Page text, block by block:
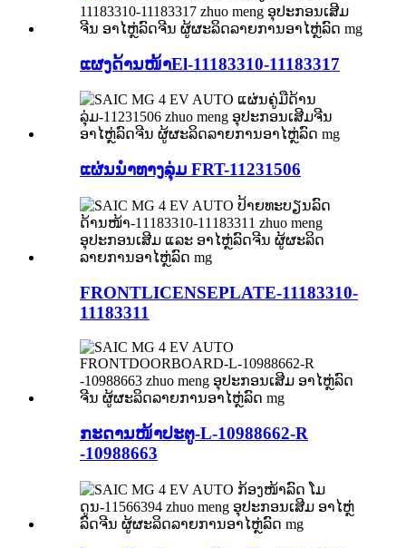
ແຜງດ້ານໜ້າEl-11183310-11183317
ແຜ່ນນຳທາງລຸ່ມ FRT-11231506
FRONTLICENSEPLATE-11183310-
11183311
ກະດານໜ້າປະຕູ-L-10988662-R
-10988663